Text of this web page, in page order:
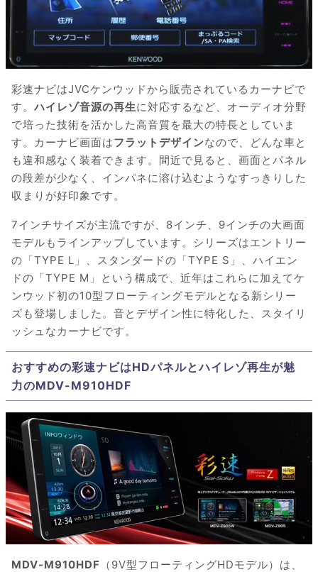
彩速ナビはJVCケンウッドから販売されているカーナビで
す。ハイレゾ音源の再生に対応するなど、オーディオ分野
で培った技術を活かした高音質を最大の特長としていま
す。カーナビ画面はフラットデザインなので、どんな車と
も違和感なく装着できます。間近で見ると、画面とパネル
の段差が少なく、インパネに溶け込むようなすっきりした
収まりが好印象です。
7インチサイズが主流ですが、8インチ、9インチの大画面
モデルもラインアップしています。シリーズはエントリー
の「TYPE L」、スタンダードの「TYPE S」、ハイエン
ドの「TYPE M」という構成で、近年はこれらに加えてケ
ンウッド初の10型フローティングモデルとなる新シリー
ズも登場しました。音とデザイン性に特化した、スタイリ
ッシュなカーナビです。
おすすめの彩速ナビはHDパネルとハイレゾ再生が魅
力のMDV-M910HDF
MDV-M910HDF （9V型フローティングHDモデル）は、